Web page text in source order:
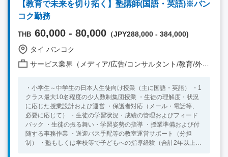
【教育で未来を切り拓く】塾講師(国語・英語)※バン
コク勤務
THB 60,000 - 80,000 （JPY288,000 - 384,000)
タイ バンコク
サービス業界（メディア/広告/コンサルタント/教育/外食/飲食/美容/娯楽/士業 他）
・小学生～中学生の日本人生徒向け授業（主に国語・英語） ・1
クラス最大10名程度の少人数制集団授業 ・生徒の理解度・状況
に応じた授業設計および運営 ・保護者対応（メール・電話等、
必要に応じて） ・生徒の学習状況・成績の管理およびフィード
バック ・生徒の振る舞い・学習姿勢の指導 ・授業準備および付
随する事務作業 ・送迎バス手配等の教室運営サポート（分担
制） ・塾もしくは学校等で子どもへの指導経験（合計2年以上）